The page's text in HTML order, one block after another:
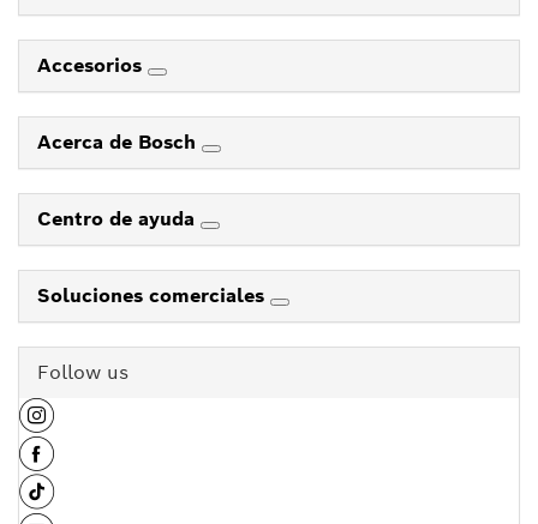
Accesorios
Acerca de Bosch
Centro de ayuda
Soluciones comerciales
Follow us